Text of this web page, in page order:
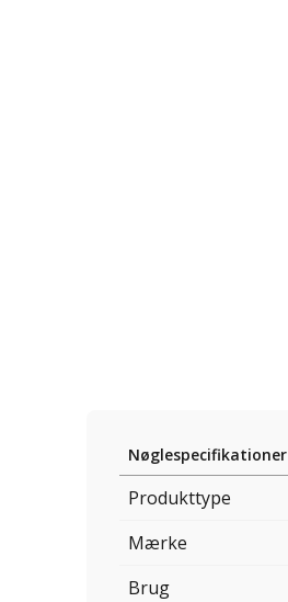
Nøglespecifikationer
Produkttype
Mærke
Brug